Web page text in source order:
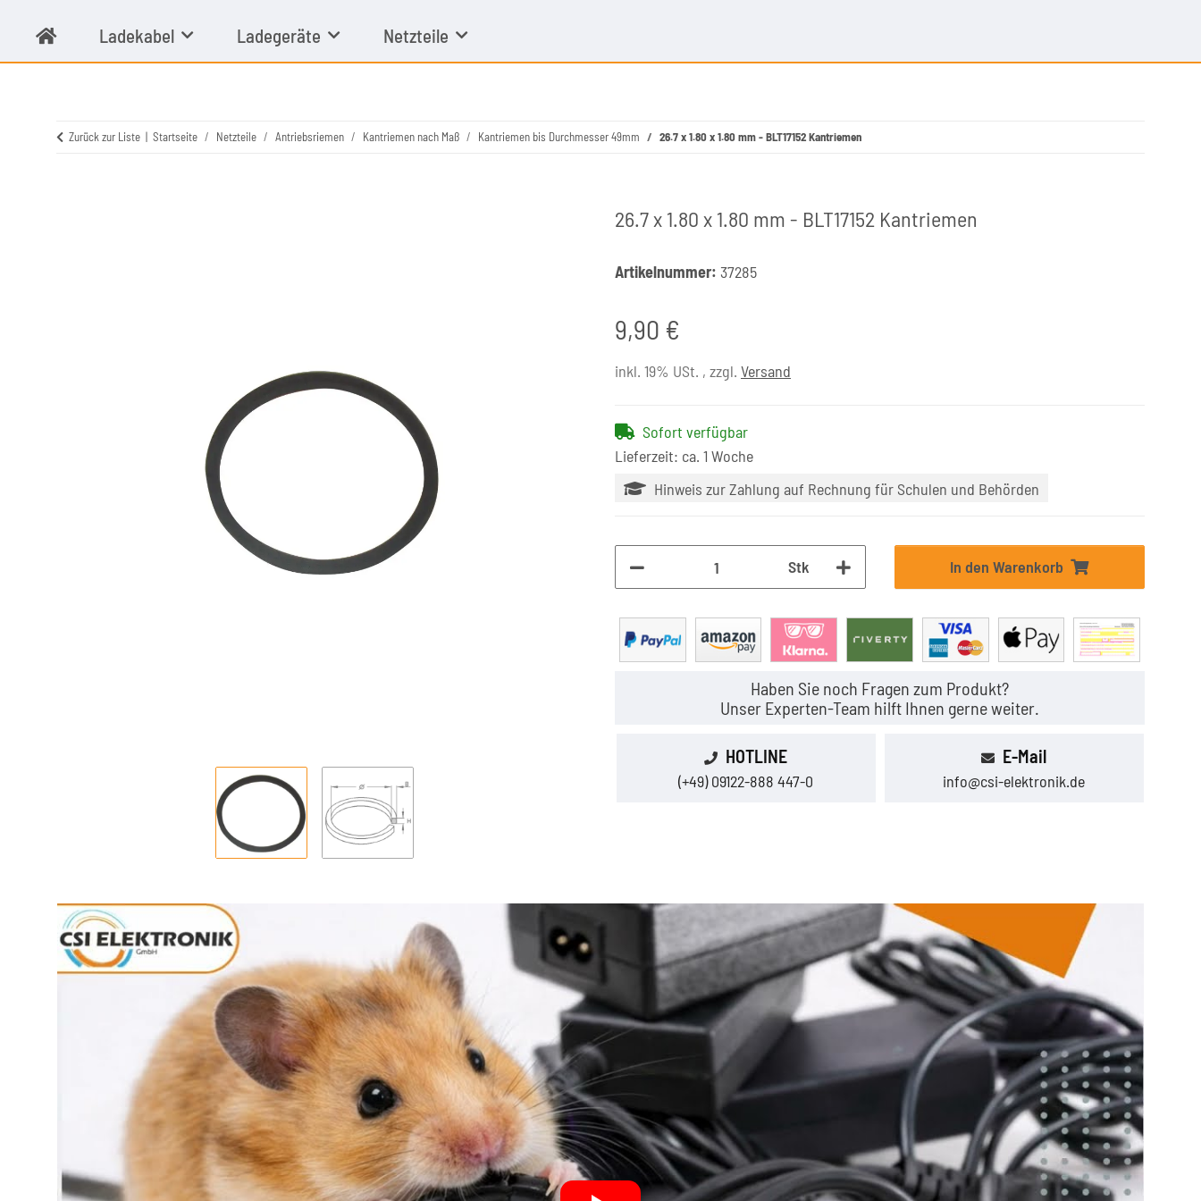
Ladekabel Ladegeräte Netzteile
Zurück zur Liste Startseite Netzteile Antriebsriemen Kantriemen nach Maß Kantriemen bis Durchmesser 49mm 26.7 x 1.80 x 1.80 mm - BLT17152 Kantriemen
26.7 x 1.80 x 1.80 mm - BLT17152 Kantriemen
Artikelnummer: 37285
9,90 €
inkl. 19% USt. , zzgl. Versand
Sofort verfügbar
Lieferzeit: ca. 1 Woche
Hinweis zur Zahlung auf Rechnung für Schulen und Behörden
Stk In den Warenkorb
Haben Sie noch Fragen zum Produkt?
Unser Experten-Team hilft Ihnen gerne weiter.
HOTLINE
(+49) 09122-888 447-0
E-Mail
info@csi-elektronik.de